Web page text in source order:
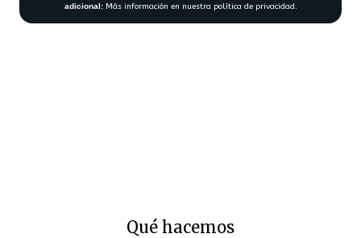
adicional:Más información en nuestra política de privacidad.
Qué hacemos